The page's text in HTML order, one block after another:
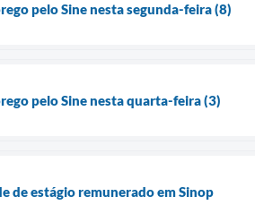
pelo Sine nesta segunda-feira (8)
pelo Sine nesta quarta-feira (3)
de estágio remunerado em Sinop